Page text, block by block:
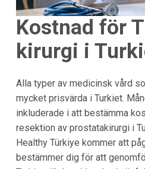
Kostnad för
kirurgi i
Alla typer av medicinsk vård
mycket prisvärda i Turkiet.
inkluderade i att bestämma
resektion av prostatakirurgi i
Healthy Türkiye kommer att
bestämmer dig för att